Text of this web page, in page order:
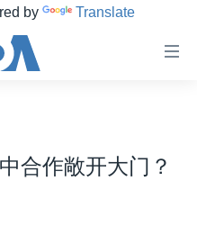
by Translate
合作敞开大门？